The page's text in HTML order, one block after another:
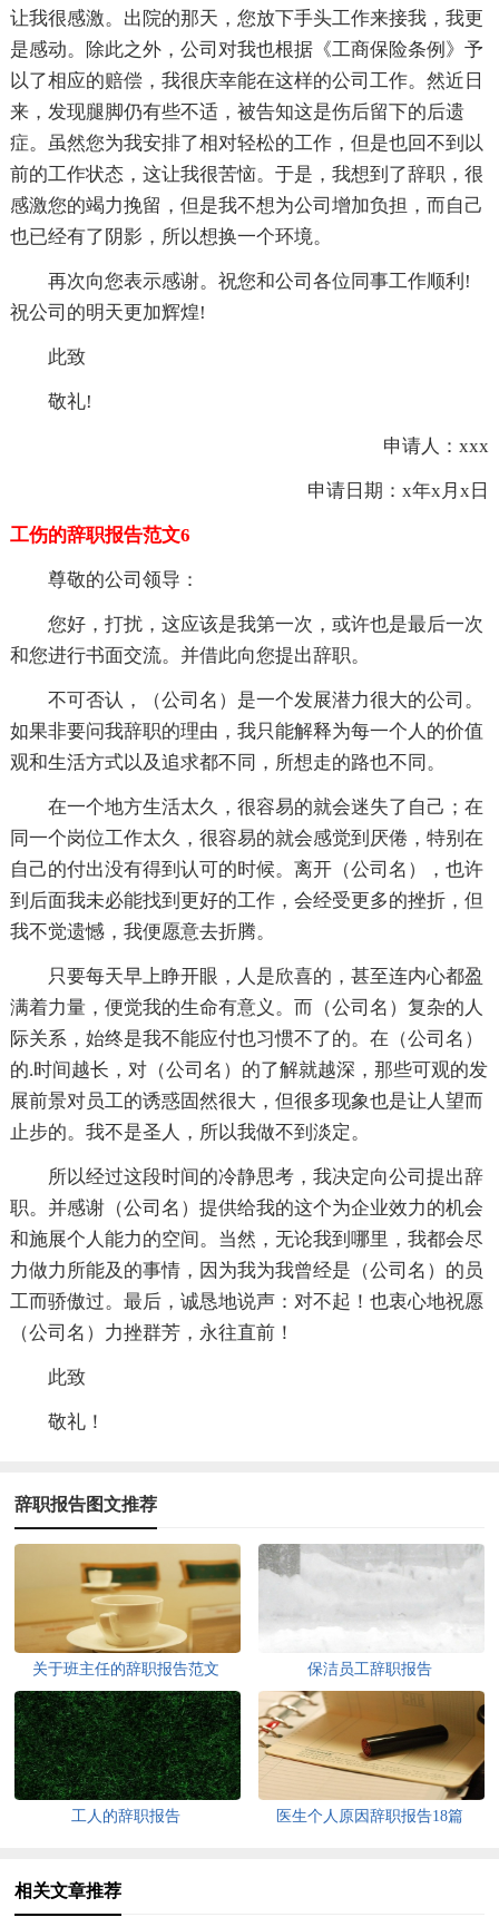
让我很感激。出院的那天，您放下手头工作来接我，我更
是感动。除此之外，公司对我也根据《工商保险条例》予
以了相应的赔偿，我很庆幸能在这样的公司工作。然近日
来，发现腿脚仍有些不适，被告知这是伤后留下的后遗
症。虽然您为我安排了相对轻松的工作，但是也回不到以
前的工作状态，这让我很苦恼。于是，我想到了辞职，很
感激您的竭力挽留，但是我不想为公司增加负担，而自己
也已经有了阴影，所以想换一个环境。
再次向您表示感谢。祝您和公司各位同事工作顺利!
祝公司的明天更加辉煌!
此致
敬礼!
申请人：xxx
申请日期：x年x月x日
工伤的辞职报告范文6
尊敬的公司领导：
您好，打扰，这应该是我第一次，或许也是最后一次
和您进行书面交流。并借此向您提出辞职。
不可否认，（公司名）是一个发展潜力很大的公司。
如果非要问我辞职的理由，我只能解释为每一个人的价值
观和生活方式以及追求都不同，所想走的路也不同。
在一个地方生活太久，很容易的就会迷失了自己；在
同一个岗位工作太久，很容易的就会感觉到厌倦，特别在
自己的付出没有得到认可的时候。离开（公司名），也许
到后面我未必能找到更好的工作，会经受更多的挫折，但
我不觉遗憾，我便愿意去折腾。
只要每天早上睁开眼，人是欣喜的，甚至连内心都盈
满着力量，便觉我的生命有意义。而（公司名）复杂的人
际关系，始终是我不能应付也习惯不了的。在（公司名）
的.时间越长，对（公司名）的了解就越深，那些可观的发
展前景对员工的诱惑固然很大，但很多现象也是让人望而
止步的。我不是圣人，所以我做不到淡定。
所以经过这段时间的冷静思考，我决定向公司提出辞
职。并感谢（公司名）提供给我的这个为企业效力的机会
和施展个人能力的空间。当然，无论我到哪里，我都会尽
力做力所能及的事情，因为我为我曾经是（公司名）的员
工而骄傲过。最后，诚恳地说声：对不起！也衷心地祝愿
（公司名）力挫群芳，永往直前！
此致
敬礼！
辞职报告图文推荐
关于班主任的辞职报告范文 保洁员工辞职报告
工人的辞职报告 医生个人原因辞职报告18篇
相关文章推荐